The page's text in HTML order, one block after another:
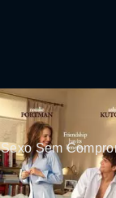
Sexo Sem